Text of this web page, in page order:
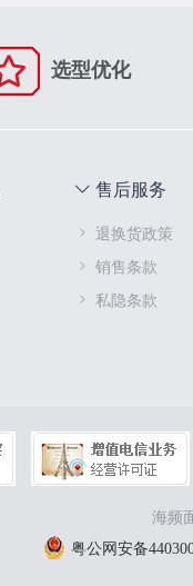
选型优化
售后服务
退换货政策
销售条款
私隐条款
海频
粤公网安备